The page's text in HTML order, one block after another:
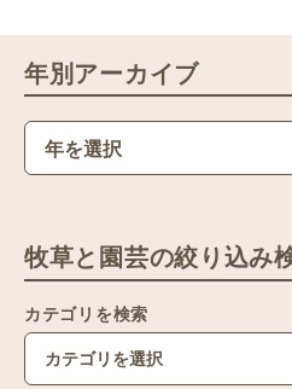
年別アーカイブ
牧草と園芸の絞り込み
カテゴリを検索